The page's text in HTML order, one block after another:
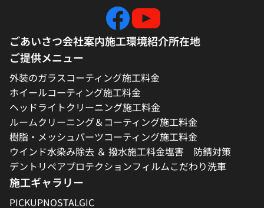
ごあいさつ会社案内施工環境紹介所在地
ご提供メニュー
外装のガラスコーティング施工料金
ホイールコーティング施工料金
ヘッドライトクリーニング施工料金
ルームクリーニング＆コーティング施工料金
樹脂・メッシュパーツコーティング施工料金
ウインド水染み除去 ＆ 撥水施工料金塩害 防錆対策
デントリペアプロテクションフィルムこだわり洗車
施工ギャラリー
PICKUPNOSTALGIC